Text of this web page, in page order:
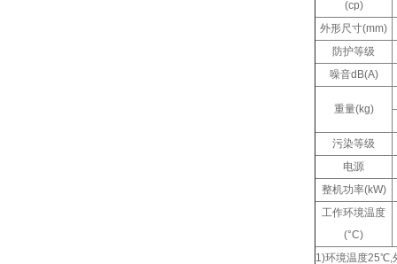
(cp)
外形尺寸(mm)
防护等级
噪音dB(A)
重量(kg)
污染等级
电源
整机功率(kW)
工作环境温度
(°C)
1)环境温度25℃,